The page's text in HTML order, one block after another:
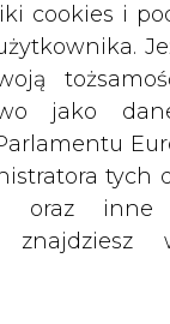
NA RYNKU
cookies i
jako
tych
oraz inne
znajdziesz